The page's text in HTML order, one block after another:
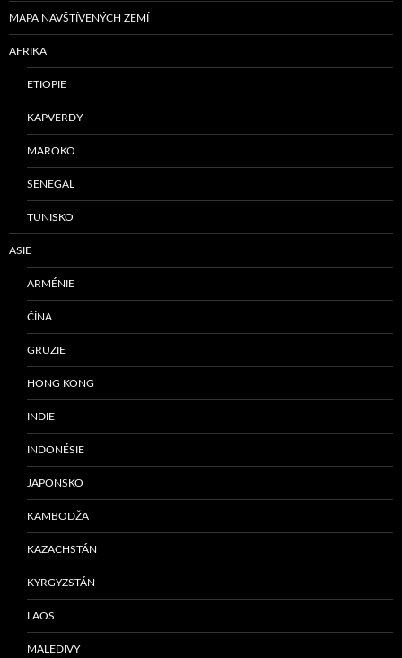
MAPA NAVŠTÍVENÝCH ZEMÍ
AFRIKA
ETIOPIE
KAPVERDY
MAROKO
SENEGAL
TUNISKO
ASIE
ARMÉNIE
ČÍNA
GRUZIE
HONG KONG
INDIE
INDONÉSIE
JAPONSKO
KAMBODŽA
KAZACHSTÁN
KYRGYZSTÁN
LAOS
MALEDIVY